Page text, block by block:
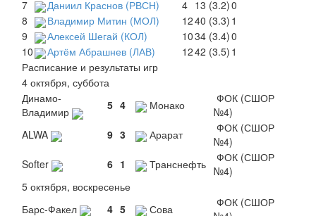
7
Даниил Краснов (РВСН) 4 13 (3.2)0
8
Владимир Митин (МОЛ) 1240 (3.3) 1
9
Алексей Шегай (КОЛ) 1034 (3.4)0
10
Артём Абрашнев (ЛАВ) 1242 (3.5) 1
Расписание и результаты игр
4 октября, суббота
Динамо-
Владимир
5 4 Монако
ФОК (СШОР
№4)
ALWA
9 3 Арарат
ФОК (СШОР
№4)
Softer
6 1 Транснефть
ФОК (СШОР
№4)
5 октября, воскресенье
Барс-Факел
4 5 Сова
ФОК (СШОР